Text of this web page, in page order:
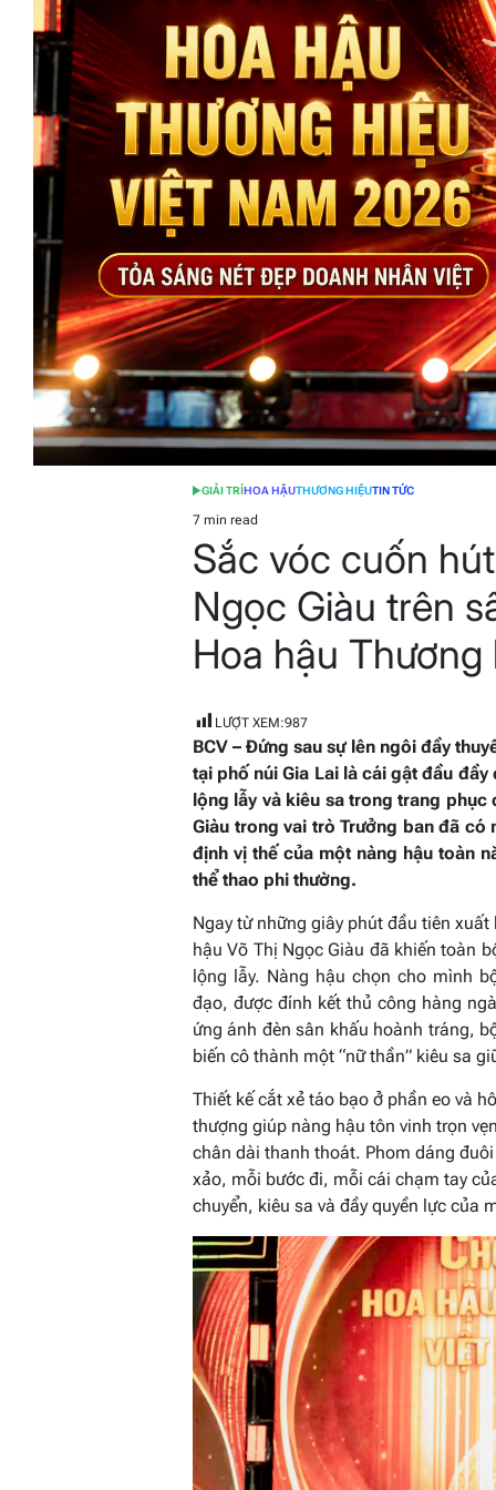
POSTED
IN
GIẢI TRÍHOA HẬUTHƯƠNG HIỆUTIN TỨC
Estimated
read
time
7 min read
Sắc vóc cuốn
Ngọc Giàu trên
Hoa hậu
LƯỢT XEM:987
BCV – Đứng sau sự lên ngôi đầy
tại phố núi Gia Lai là cái gật đầu
lộng lẫy và kiêu sa trong trang
Giàu trong vai trò Trưởng ban đã
định vị thế của một nàng hậu toàn
thể thao phi thường.
Ngay từ những giây phút đầu tiên
hậu Võ Thị Ngọc Giàu đã khiến toàn
lộng lẫy. Nàng hậu chọn cho mình
đạo, được đính kết thủ công hàng
ứng ánh đèn sân khấu hoành tráng,
biến cô thành một “nữ thần” kiêu sa
Thiết kế cắt xẻ táo bạo ở phần eo và
thượng giúp nàng hậu tôn vinh trọn
chân dài thanh thoát. Phom dáng
xảo, mỗi bước đi, mỗi cái chạm tay
chuyển, kiêu sa và đầy quyền lực của